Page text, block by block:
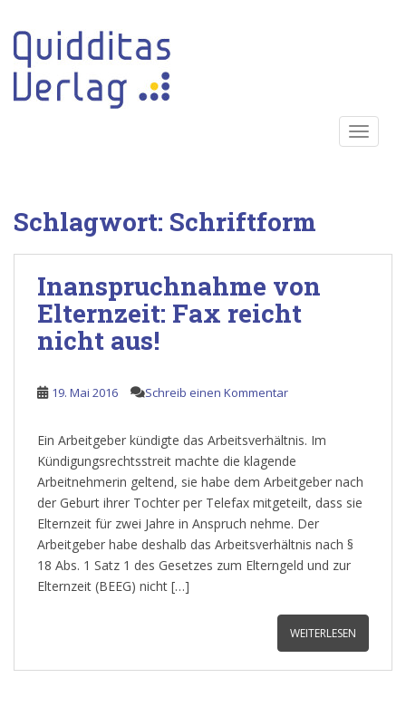
Schlagwort: Schriftform
Inanspruchnahme von
Elternzeit: Fax reicht
nicht aus!
19. Mai 2016 Schreib einen Kommentar
Ein Arbeitgeber kündigte das Arbeitsverhältnis. Im
Kündigungsrechtsstreit machte die klagende
Arbeitnehmerin geltend, sie habe dem Arbeitgeber nach
der Geburt ihrer Tochter per Telefax mitgeteilt, dass sie
Elternzeit für zwei Jahre in Anspruch nehme. Der
Arbeitgeber habe deshalb das Arbeitsverhältnis nach §
18 Abs. 1 Satz 1 des Gesetzes zum Elterngeld und zur
Elternzeit (BEEG) nicht […]
WEITERLESEN